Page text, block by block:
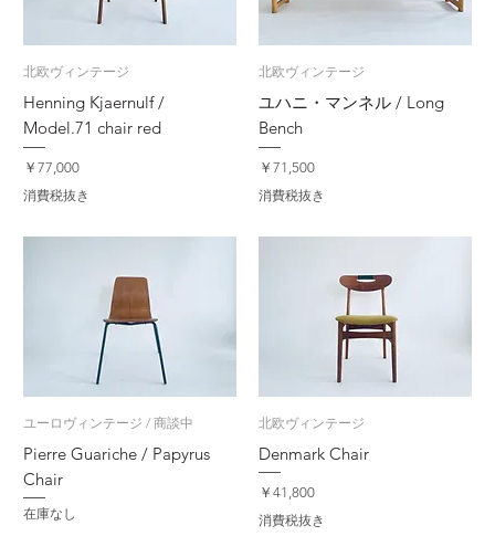
北欧ヴィンテージ
Henning Kjaernulf /
Model.71 chair red
価格
￥77,000
消費税抜き
北欧ヴィンテージ
ユハニ・マンネル / Long
Bench
価格
￥71,500
消費税抜き
ユーロヴィンテージ / 商談中
Pierre Guariche / Papyrus
Chair
在庫なし
北欧ヴィンテージ
Denmark Chair
価格
￥41,800
消費税抜き